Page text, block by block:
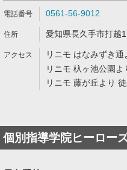
0561-56-9012
愛知県長久手市打越
リニモ はなみずき
リニモ 杁ヶ池公園
リニモ 藤が丘より
個別指導学院ヒーロー